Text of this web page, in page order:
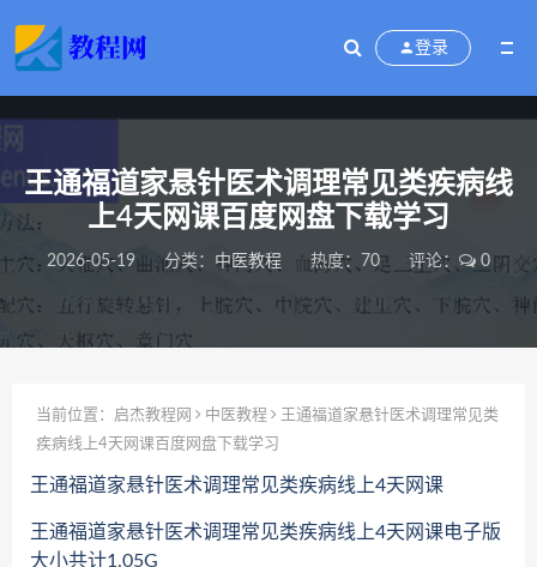
登录
王通福道家悬针医术调理常见类疾病线
上4天网课百度网盘下载学习
2026-05-19 分类： 中医教程 热度：70 评论： 0
当前位置： 启杰教程网 中医教程
王通福道家悬针医术调理常见类
疾病线上4天网课百度网盘下载学习
王通福道家悬针医术调理常见类疾病线上4天网课
王通福道家悬针医术调理常见类疾病线上4天网课电子版
大小共计1.05G